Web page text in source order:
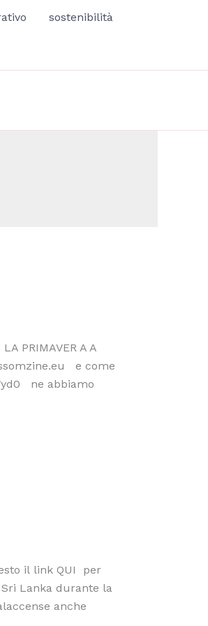
sostenibilità
PRIMAVER A A
e come
ne abbiamo
il link QUI per
Lanka durante la
anche